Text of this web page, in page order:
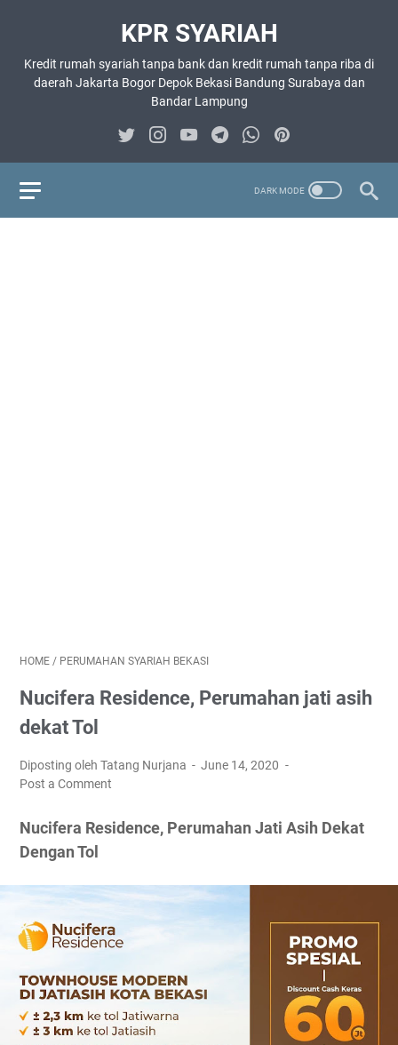
KPR SYARIAH
Kredit rumah syariah tanpa bank dan kredit rumah tanpa riba di
daerah Jakarta Bogor Depok Bekasi Bandung Surabaya dan
Bandar Lampung
HOME / PERUMAHAN SYARIAH BEKASI
Nucifera Residence, Perumahan jati asih
dekat Tol
Diposting oleh Tatang Nurjana
June 14, 2020
Post a Comment
Nucifera Residence, Perumahan Jati Asih Dekat
Dengan Tol